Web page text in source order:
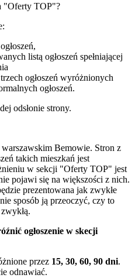
"Oferty TOP"?
listą ogłoszeń spełniającej
ogłoszeń wyróżnionych
ogłoszeń.
odsłonie strony.
warszawskim Bemowie. Stron z
takich mieszkań jest
w sekcji "Oferty TOP" jest
pojawi się na większości z nich.
prezentowana jak zwykłe
sposób ją przeoczyć, czy to
ogłoszenie w skecji
przez 15, 30, 60, 90 dni.
odnawiać.